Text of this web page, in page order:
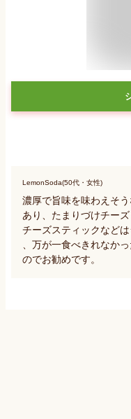
LemonSoda(50代・女性)
濃厚で旨味を味わえそ
あり、たまりづけチー
チーズスティックなど
、万が一食べきれなか
のでお勧めです。